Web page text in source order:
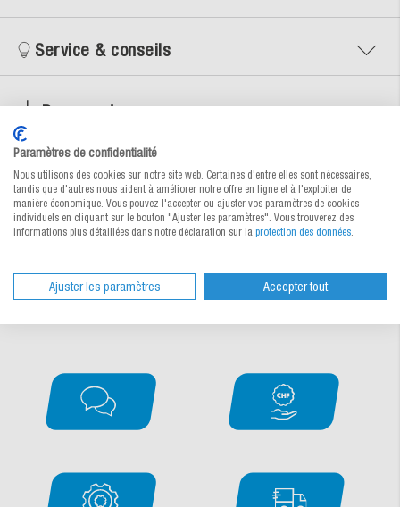
Service & conseils
Documents
Un emballage individuel en 4 étapes
Demander simplement et sans obligation.
Paramètres de confidentialité
Nous utilisons des cookies sur notre site web. Certaines d'entre elles sont nécessaires,
tandis que d'autres nous aident à améliorer notre offre en ligne et à l'exploiter de
manière économique. Vous pouvez l'accepter ou ajuster vos paramètres de cookies
individuels en cliquant sur le bouton "Ajuster les paramètres". Vous trouverez des
informations plus détaillées dans notre déclaration sur la protection des données.
Ajuster les paramètres Accepter tout